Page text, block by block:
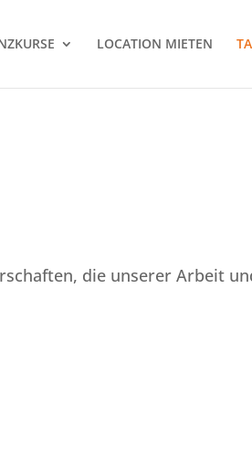
LOCATION MIETEN
die unserer Arbeit